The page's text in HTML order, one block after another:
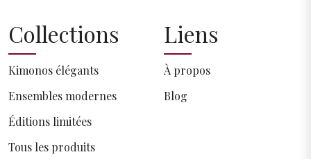
Collections
Kimonos élégants
Ensembles modernes
Éditions limitées
Tous les produits
Liens
À propos
Blog